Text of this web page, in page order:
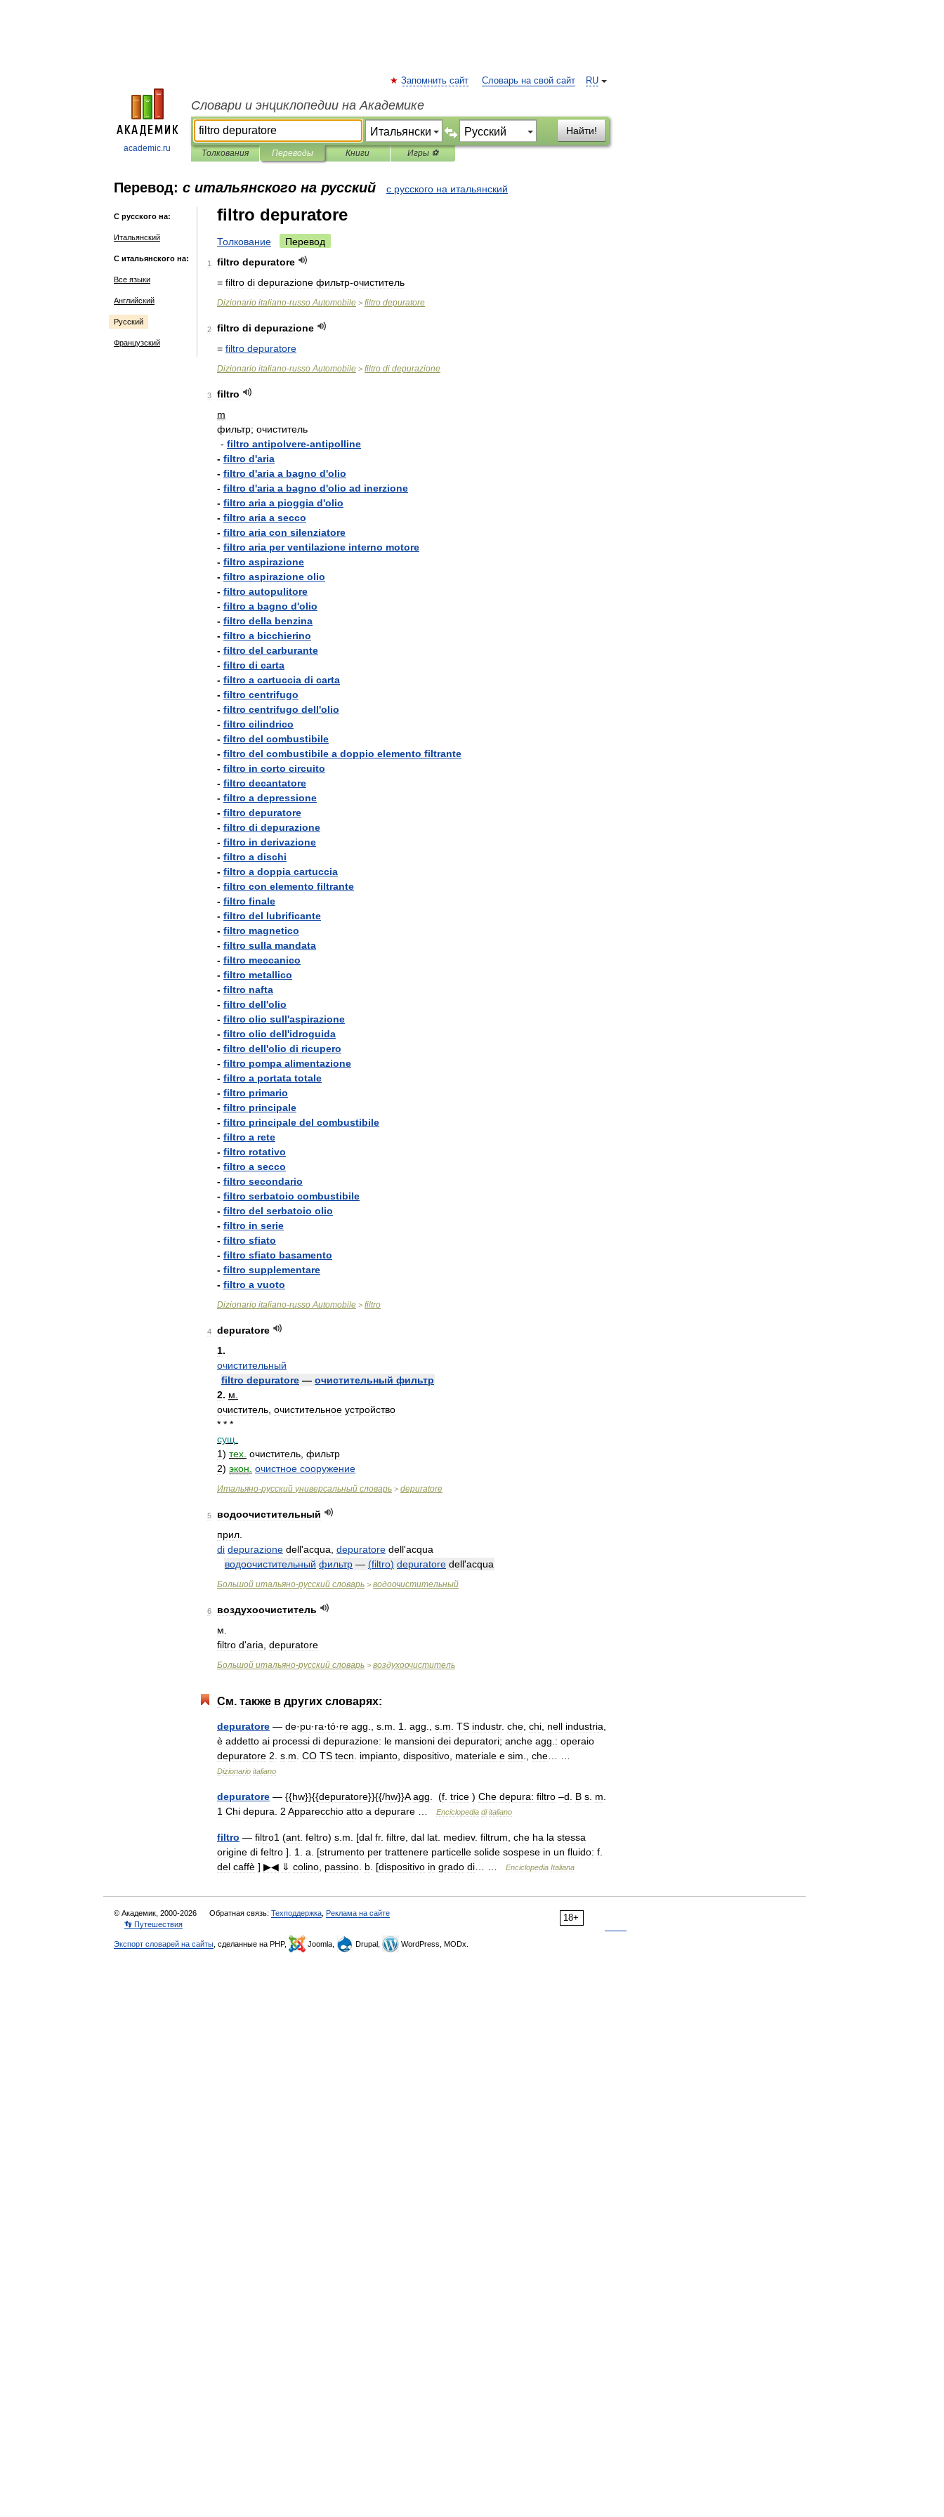
academic.ru
RU
Запомнить сайт Словарь на свой сайт
Словари и энциклопедии на Академике
Найти!
Толкования Переводы Книги Игры ⚽
Перевод: с итальянского на русский с русского на итальянский
С русского на:
Итальянский
С итальянского на:
Все языки
Английский
Русский
Французский
filtro depuratore
Толкование Перевод
1 filtro depuratore
= filtro di depurazione фильтр-очиститель
Dizionario italiano-russo Automobile > filtro depuratore
2 filtro di depurazione
= filtro depuratore
Dizionario italiano-russo Automobile > filtro di depurazione
3
filtro
m
фильтр; очиститель
- filtro antipolvere-antipolline
- filtro d'aria
- filtro d'aria a bagno d'olio
- filtro d'aria a bagno d'olio ad inerzione
- filtro aria a pioggia d'olio
- filtro aria a secco
- filtro aria con silenziatore
- filtro aria per ventilazione interno motore
- filtro aspirazione
- filtro aspirazione olio
- filtro autopulitore
- filtro a bagno d'olio
- filtro della benzina
- filtro a bicchierino
- filtro del carburante
- filtro di carta
- filtro a cartuccia di carta
- filtro centrifugo
- filtro centrifugo dell'olio
- filtro cilindrico
- filtro del combustibile
- filtro del combustibile a doppio elemento filtrante
- filtro in corto circuito
- filtro decantatore
- filtro a depressione
- filtro depuratore
- filtro di depurazione
- filtro in derivazione
- filtro a dischi
- filtro a doppia cartuccia
- filtro con elemento filtrante
- filtro finale
- filtro del lubrificante
- filtro magnetico
- filtro sulla mandata
- filtro meccanico
- filtro metallico
- filtro nafta
- filtro dell'olio
- filtro olio sull'aspirazione
- filtro olio dell'idroguida
- filtro dell'olio di ricupero
- filtro pompa alimentazione
- filtro a portata totale
- filtro primario
- filtro principale
- filtro principale del combustibile
- filtro a rete
- filtro rotativo
- filtro a secco
- filtro secondario
- filtro serbatoio combustibile
- filtro del serbatoio olio
- filtro in serie
- filtro sfiato
- filtro sfiato basamento
- filtro supplementare
- filtro a vuoto
Dizionario italiano-russo Automobile > filtro
4
depuratore
1.
очистительный
filtro depuratore — очистительный фильтр
2. м
очиститель очистительное устройство
* * *
сущ
1) тех очиститель фильтр
2) экон очистное сооружение
Итальяно-русский универсальный словарь > depuratore
5
водоочистительный
прил
di depurazione dell'acqua depuratore dell'acqua
водоочистительный фильтр — (filtro) depuratore dell'acqua
Большой итальяно-русский словарь > водоочистительный
6
воздухоочиститель
м
filtro d'aria depuratore
Большой итальяно-русский словарь > воздухоочиститель
См. также в других словарях:
depuratore — de·pu·ra·tó·re agg s m 1 agg s m TS industr. che chi nell industria
è addetto ai processi di depurazione: le mansioni dei depuratori; anche agg : operaio
depuratore 2 s m CO TS tecn impianto dispositivo materiale e sim che
Dizionario italiano
depuratore — {{hw}}{{depuratore}}{{/hw}}A agg . (f trice ) Che depura: filtro –d B s m
1 Chi depura 2 Apparecchio atto a depurare Enciclopedia di italiano
filtro — filtro1 (ant feltro) s m . [dal fr. filtre dal lat mediev. filtrum che ha la stessa
origine di feltro ]. 1 a . [strumento per trattenere particelle solide sospese in un fluido: f
del caffè ] ▶◀ ⇓ colino passino b . [dispositivo in grado di Enciclopedia Italiana
18+
© Академик, 2000-2026 Обратная связь: Техподдержка Реклама на сайте
👣 Путешествия
Экспорт словарей на сайты , сделанные на PHP, Joomla, Drupal, WordPress, MODx.